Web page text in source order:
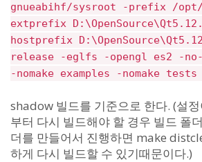
gnueabihf/sysroot -prefix /
extprefix
hostprefix
release -eglfs -opengl es2 -
-nomake examples -nomake
shadow 빌드를 기준으로 한다. (설
부터 다시 빌드해야 할 경우 빌드 폴
더를 만들어서 진행하면 make
하게 다시 빌드할 수 있기때문이다.)